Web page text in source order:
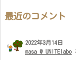
最近のコメント
2022年3月14日
masa @ UNITElabo